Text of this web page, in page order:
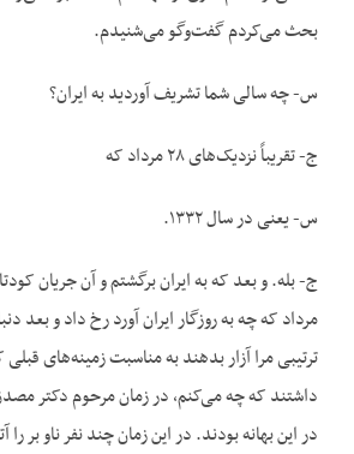
بحث می‌کردم گفت‌وگو می‌شنیدم.
س- چه سالی شما تشریف آوردید به ایران؟
ج- تقریباً نزدیک‌های ۲۸ مرداد که
س- یعنی در سال ۱۳۳۲.
مرداد که چه به روزگار ایران آورد رخ داد و بعد
ترتیبی مرا آزار بدهند به مناسبت زمینه‌های
داشتند که چه می‌کنم، در زمان مرحوم دکتر
در این بهانه بودند. در این زمان چند نفر ناو بر